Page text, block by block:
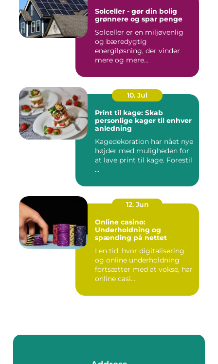
Solceller - gør din bolig
grønnere og spar penge
Solceller er en miljøvenlig
og bæredygtig
energiløsning, der vinder
mere og mere...
10. Jul
Print til kage: Skab
personlige kager til enhver
anledning
Kagedekoration har nået nye
højder med muligheden for
at lave print til kage. Forestil
...
12. Jun
Online casino:
Underholdning og
spænding på nettet
I en tid, hvor digitalisering
og online underholdning
fortsætter med at vokse, har
online casi...